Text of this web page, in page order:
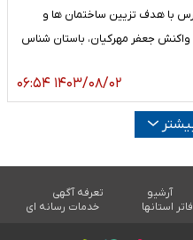
با هدف تزیین ساختمان ها و
واکنش جعفر مهرکیان، باستان شناس
۱۴۰۳/۰۸/۰۲ ۰۶:۵۴
آرشیو
تعرفه آگهی
استانها خدمات رسانه ای